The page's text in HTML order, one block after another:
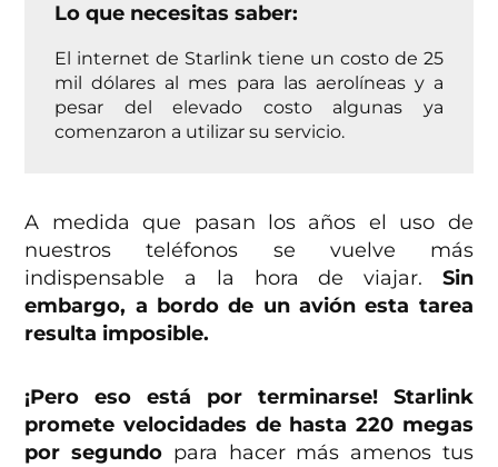
Lo que necesitas saber:
El internet de Starlink tiene un costo de 25
mil dólares al mes para las aerolíneas y a
pesar del elevado costo algunas ya
comenzaron a utilizar su servicio.
A medida que pasan los años el uso de
nuestros teléfonos se vuelve más
indispensable a la hora de viajar. Sin
embargo, a bordo de un avión esta tarea
resulta imposible.
¡Pero eso está por terminarse! Starlink
promete velocidades de hasta 220 megas
por segundo para hacer más amenos tus